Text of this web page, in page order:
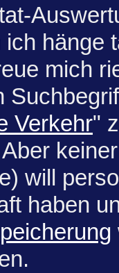
hänge
mich
Verkehr"
will
haben